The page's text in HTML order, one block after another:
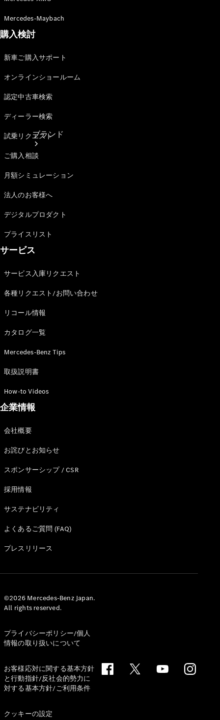
い合わせ
取扱説明書
ブランド
ブランド
歴史とブラ
ンド
Mercedes-
AMG
Mercedes-
Maybach
STARS
Class
コンセプト
サステナビ
スポンサー
CSR
ス・ベン
ツ
Mercedes-Maybach
購入検討
新車ご購入サポート
オンラインショールーム
認定中古車検索
ディーラー検索
試乗リクエスト
ご購入相談
月額シミュレーション
法人のお客様へ
デジタルプロダクト
プライスリスト
サービス
サービス入庫リクエスト
各種リクエスト/お問い合わせ
リコール情報
カタログ一覧
Mercedes-Benz Tips
取扱説明書
How-to Videos
企業情報
会社概要
お詫びとお知らせ
スポンサーシップ / CSR
採用情報
サステナビリティ
よくあるご質問 (FAQ)
プレスリリース
©2026 Mercedes-Benz Japan.
All rights reserved.
プライバシーポリシー/個人
情報の取り扱いについて
お客様応対に関する基本方針
と行動指針/反社会的勢力に
対する基本方針/ご利用条件
クッキーの設定